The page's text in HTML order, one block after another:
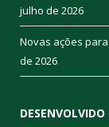
julho de 2026
Novas ações
de 2026
DESENVOLVIDO